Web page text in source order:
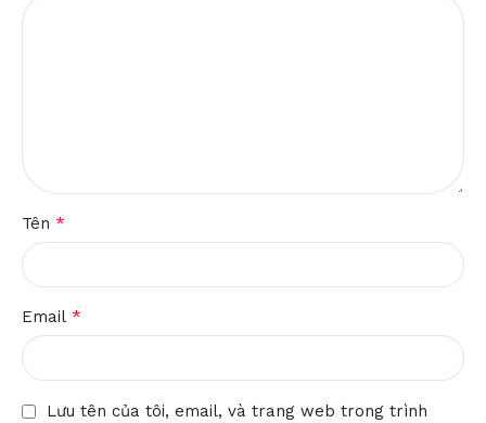
Tên *
Email *
Lưu tên của tôi, email, và trang web trong trình